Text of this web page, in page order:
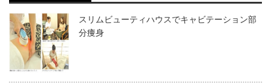
スリムビューティハウスでキャビテーション部
分痩身